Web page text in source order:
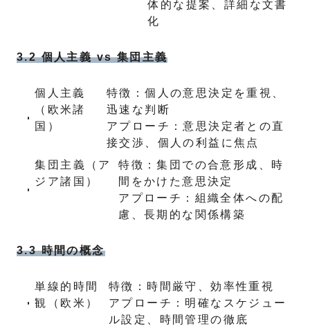
体的な提案、詳細な文書
化
3.2 個人主義 vs 集団主義
個人主義
（欧米諸
国）
特徴：個人の意思決定を重視、
迅速な判断
アプローチ：意思決定者との直
接交渉、個人の利益に焦点
集団主義（ア
ジア諸国）
特徴：集団での合意形成、時
間をかけた意思決定
アプローチ：組織全体への配
慮、長期的な関係構築
3.3 時間の概念
単線的時間
観（欧米）
特徴：時間厳守、効率性重視
アプローチ：明確なスケジュー
ル設定、時間管理の徹底